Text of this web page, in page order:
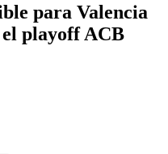
para Valencia
playoff ACB